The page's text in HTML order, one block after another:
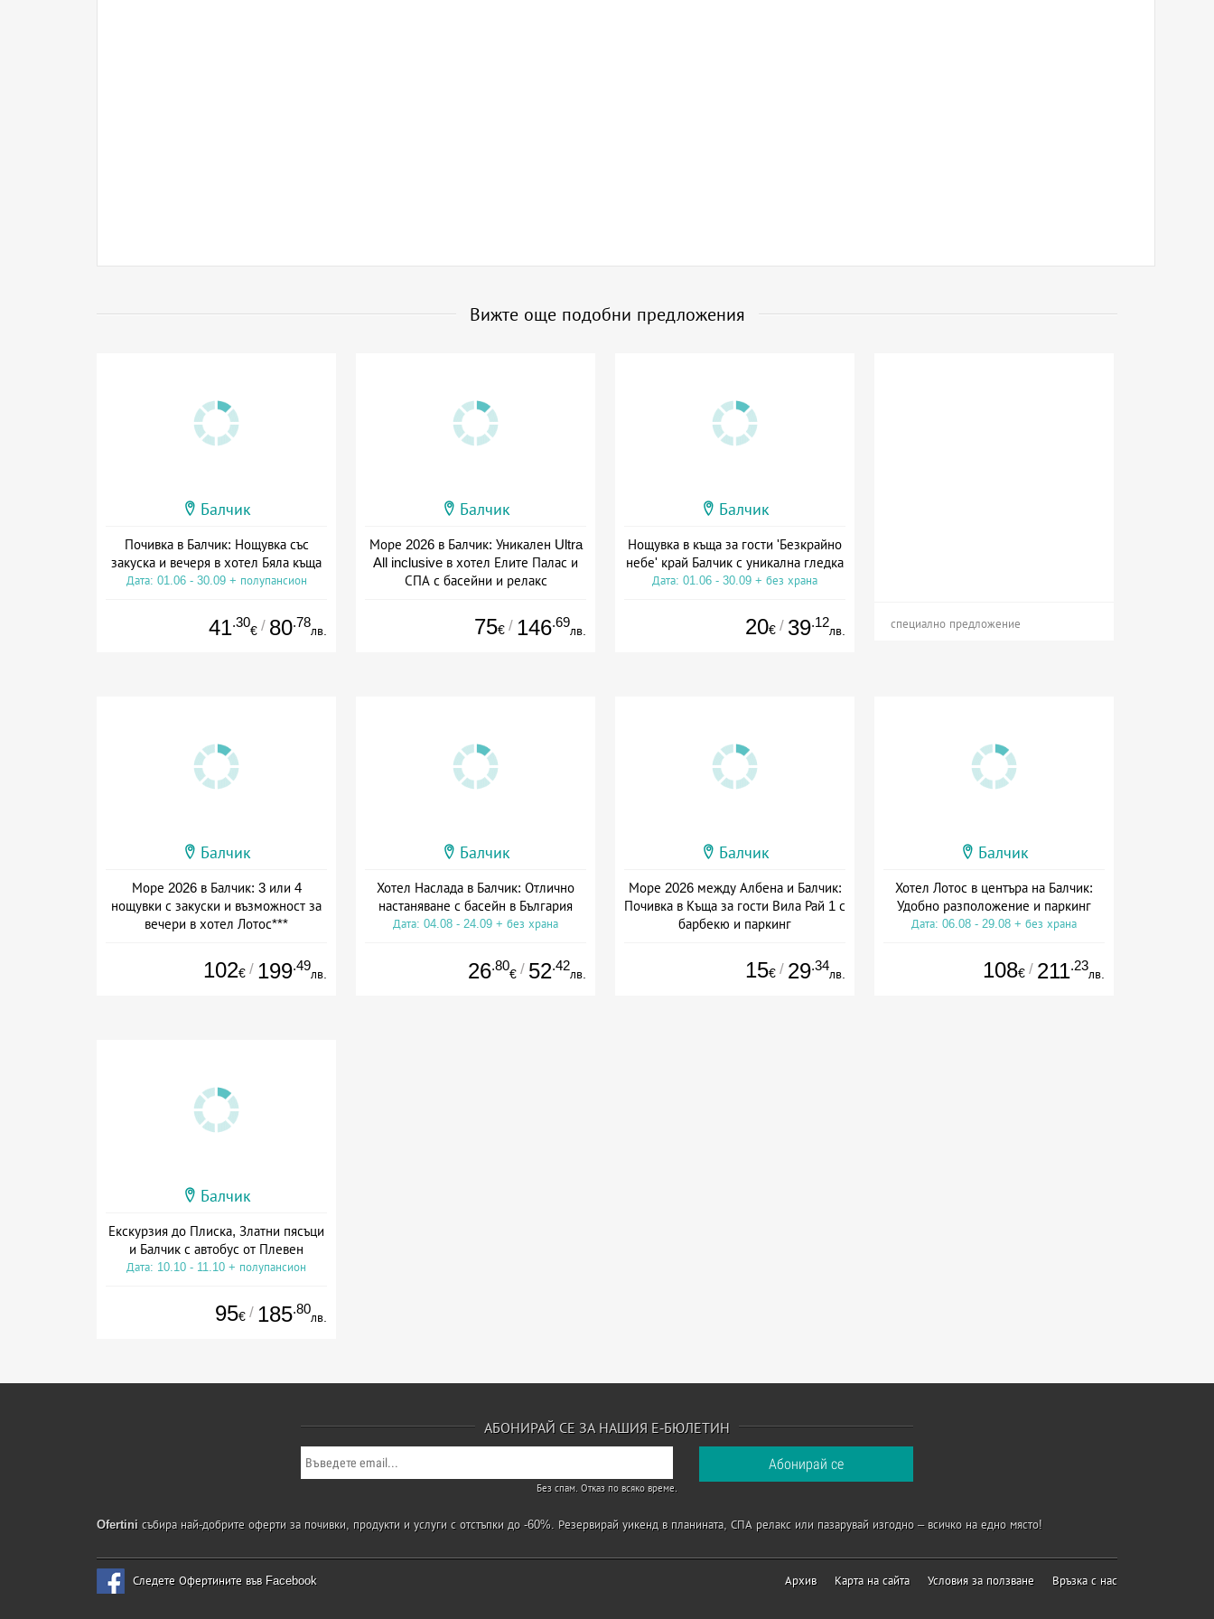
Вижте още подобни предложения
Балчик
Почивка в Балчик: Нощувка със
закуска и вечеря в хотел Бяла къща
Дата: 01.06 - 30.09 + полупансион
41.30
€ / 80.78
лв.
Балчик
Море 2026 в Балчик: Уникален Ultra
All inclusive в хотел Елите Палас и
СПА с басейни и релакс
75€ / 146.69
лв.
Балчик
Нощувка в къща за гости 'Безкрайно
небе' край Балчик с уникална гледка
Дата: 01.06 - 30.09 + без храна
20€ / 39.12
лв. специално предложение
Балчик
Море 2026 в Балчик: 3 или 4
нощувки с закуски и възможност за
вечери в хотел Лотос***
102€ / 199.49
лв.
Балчик
Хотел Наслада в Балчик: Отлично
настаняване с басейн в България
Дата: 04.08 - 24.09 + без храна
26.80
€ / 52.42
лв.
Балчик
Море 2026 между Албена и Балчик:
Почивка в Къща за гости Вила Рай 1 с
барбекю и паркинг
15€ / 29.34
лв.
Балчик
Хотел Лотос в центъра на Балчик:
Удобно разположение и паркинг
Дата: 06.08 - 29.08 + без храна
108€ / 211.23
лв.
Балчик
Екскурзия до Плиска, Златни пясъци
и Балчик с автобус от Плевен
Дата: 10.10 - 11.10 + полупансион
95€ / 185.80
лв.
АБОНИРАЙ СЕ ЗА НАШИЯ Е-БЮЛЕТИН
Без спам. Отказ по всяко време.
Ofertini събира най-добрите оферти за почивки, продукти и услуги с отстъпки до -60%. Резервирай уикенд в планината, СПА релакс или пазарувай изгодно – всичко на едно място!
Следете Офертините във Facebook Архив Карта на сайта Условия за ползване Връзка с нас